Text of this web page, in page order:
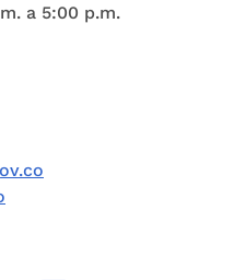
a 5:00 p.m.